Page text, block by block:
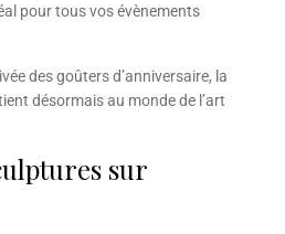
pour tous vos évènements
des goûters d’anniversaire, la
désormais au monde de l’art
sur